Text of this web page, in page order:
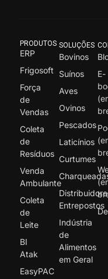
PRODUTOS
ERP
Frigosoft
Força
de
Vendas
Coleta
de
Resíduos
Venda
Ambulante
Coleta
de
Leite
BI
Atak
EasyPAC
SOLUÇÕES
Bovinos
Suínos
Aves
Ovinos
Pescados
Laticínios
Curtumes
Entrepostos
Indústria
de
Alimentos
em Geral
E-